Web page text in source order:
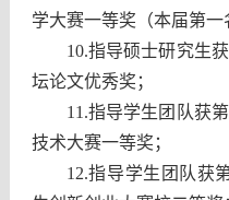
学大赛一等奖（本届第一
10.指导硕士研究生
坛论文优秀奖；
11.指导学生团队获
技术大赛一等奖；
12.指导学生团队获